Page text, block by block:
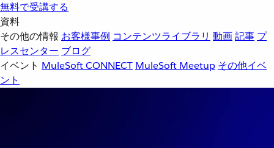
無料で受講する
資料
その他の情報 お客様事例 コンテンツライブラリ 動画記事 プ
レスセンター ブログ
イベント MuleSoft CONNECT MuleSoft Meetup その他イベ
ント